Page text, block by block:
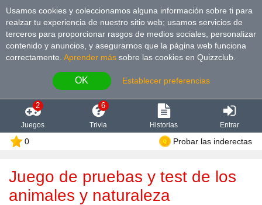
Usamos cookies y coleccionamos alguna información sobre ti para
realzar tu experiencia de nuestro sitio web; usamos servicios de
terceros para proporcionar rasgos de medios sociales, personalizar
contenido y anuncios, y asegurarnos que la página web funciona
correctamente. Aprender más sobre las cookies en Quizzclub.
OK Establecer preferencias
2
Juegos
6
Trivia Historias Entrar
0 Probar las inderectas
Juego de pruebas y test de los
animales y naturaleza